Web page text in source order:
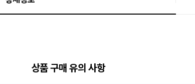
상품 구매 유의 사항